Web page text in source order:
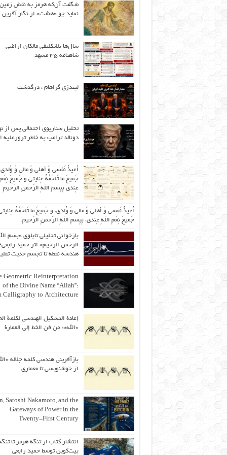
شگفت آن‌که هرمز به نقش زمین
نماید چو «هشت» از نگار آفرین
سال‌ها بلاتکلیفی مالکان اراضی
شاهنامه ۳۵ مشهد
لیندزی گراهام ، درگذشت
تحلیل سناریوی احتمالی پس از
دونالد ترامپ به خاطر ترورعلیه
اُعیذُ نَفسی وَ أهلی وَ مالی وَ
جَمیعَ ما تَلحَقُهُ عِنایتی و جَمیعَ نِعَمِ
عِندی بِبِسمِ اللّهِ الرَّحمنِ الرَّحیمِ
اُعیذُ نَفسی وَ أهلی وَ مالی وَ وُلدی، و جَمیعَ ما تَلحَقُهُ
جَمیعَ نِعَمِ اللّهِ عِندی، بِبِسمِ اللّهِ الرَّحمنِ الرَّحیمِ.
بازخوانی تحلیلی تابلوی «بسم
الرحمن الرحیم» اثر حمید رابعی؛
هندسه نقطه تا تجسم حدیث
Geometric Reinterpretation
of the Divine Name “Allah”:
Calligraphy to Architecture
إعادة التشكيل الهندسي لكلمة
«الله»؛ من فن الخط إلى العمارة
بازآفرینی هندسی کلمه جلاله
از خوشنویسی تا معماری
Satoshi Nakamoto, and the
Gateways of Power in the
Twenty-First Century
انتشار کتاب از تنگه هرمز تا
بیت‌کوین توسط حمید رابعی